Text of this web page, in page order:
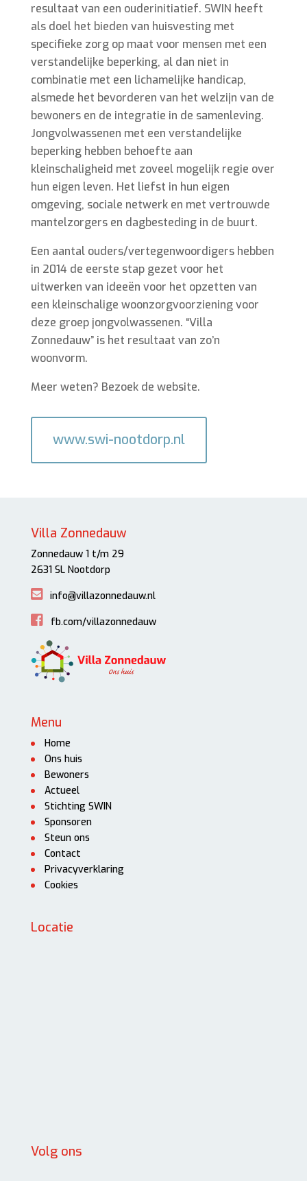
resultaat van een ouderinitiatief. SWIN heeft
als doel het bieden van huisvesting met
specifieke zorg op maat voor mensen met een
verstandelijke beperking, al dan niet in
combinatie met een lichamelijke handicap,
alsmede het bevorderen van het welzijn van de
bewoners en de integratie in de samenleving.
Jongvolwassenen met een verstandelijke
beperking hebben behoefte aan
kleinschaligheid met zoveel mogelijk regie over
hun eigen leven. Het liefst in hun eigen
omgeving, sociale netwerk en met vertrouwde
mantelzorgers en dagbesteding in de buurt.
Een aantal ouders/vertegenwoordigers hebben
in 2014 de eerste stap gezet voor het
uitwerken van ideeën voor het opzetten van
een kleinschalige woonzorgvoorziening voor
deze groep jongvolwassenen. “Villa
Zonnedauw” is het resultaat van zo’n
woonvorm.
Meer weten? Bezoek de website.
www.swi-nootdorp.nl
Villa Zonnedauw
Zonnedauw 1 t/m 29
2631 SL Nootdorp
info@villazonnedauw.nl
fb.com/villazonnedauw
Menu
Home
Ons huis
Bewoners
Actueel
Stichting SWIN
Sponsoren
Steun ons
Contact
Privacyverklaring
Cookies
Locatie
Volg ons